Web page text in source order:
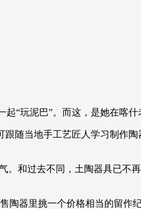
网球
颜选攻略 海洋 时尚 天
玩泥巴”。而这，是她在喀什
当地手工艺匠人学习制作陶
过去不同，土陶器具已不
里挑一个价格相当的留作纪